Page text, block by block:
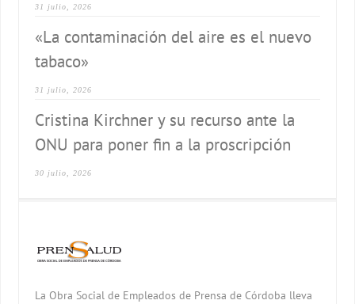
31 julio, 2026
«La contaminación del aire es el nuevo
tabaco»
31 julio, 2026
Cristina Kirchner y su recurso ante la
ONU para poner fin a la proscripción
30 julio, 2026
La Obra Social de Empleados de Prensa de Córdoba lleva